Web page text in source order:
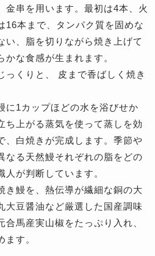
金串を用います。最初は4本、火
16本まで、タンパク質を固めな
い、脂を切りながら焼き上げて
な食感が生まれます。
っくりと、 皮まで香ばしく焼き
に1カップほどの水を浴びせか
ち上がる蒸気を使って蒸しを効
、白焼きが完成します。季節や
なる天然鰻それぞれの脂をどの
が判断しています。
き鰻を、熱伝導が繊細な銅の大
大豆醤油など厳選した国産調味
馬産実山椒をたっぷり入れ、
ます。